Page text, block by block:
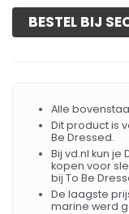
BESTEL BIJ
Alle
Dit product is
Be Dressed.
Bij vd.nl kun
kopen voor
bij To Be
De laagste
marine werd